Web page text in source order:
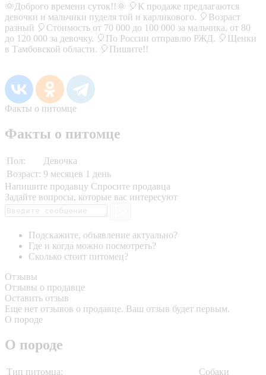
🌞Доброго времени суток!!🌞 🎈К продаже предлагаются
девочки и мальчики пуделя той и карликового. 🎈Возраст
разный 🎈Стоимость от 70 000 до 100 000 за мальчика, от 80
до 120 000 за девочку. 🎈По России отправлю РЖД. 🎈Щенки
в Тамбовской области. 🎈Пишите!!
Факты о питомце
Факты о питомце
Пол:
Девочка
Возраст: 9 месяцев 1 день
Напишите продавцу Спросите продавца
Задайте вопросы, которые вас интересуют
Подскажите, объявление актуально?
Где и когда можно посмотреть?
Сколько стоит питомец?
Отзывы
Отзывы о продавце
Оставить отзыв
Еще нет отзывов о продавце. Ваш отзыв будет первым.
О породе
О породе
Тип питомца: Собаки